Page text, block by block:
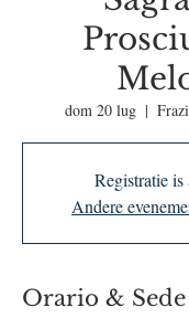
dom 20 lug
  |
Registratie is
Andere
Orario & Sede